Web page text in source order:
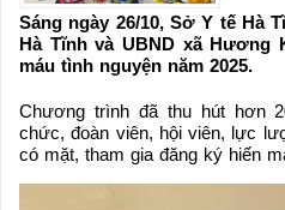
Sáng ngày 26/10, Sở Y tế Hà
Hà Tĩnh và UBND xã Hương
máu tình nguyện năm 2025.
Chương trình đã thu hút hơn
chức, đoàn viên, hội viên, lực
có mặt, tham gia đăng ký hiến